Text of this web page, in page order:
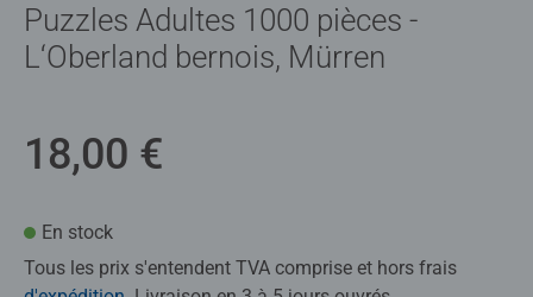
Puzzles Adultes 1000 pièces -
L‘Oberland bernois, Mürren
18,00 €
En stock
Tous les prix s'entendent TVA comprise et hors frais